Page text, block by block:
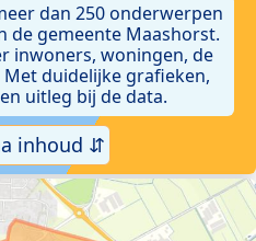
dan 250 onderwerpen
de gemeente Maashorst.
inwoners, woningen, de
duidelijke grafieken,
uitleg bij de data.
inhoud ⇵